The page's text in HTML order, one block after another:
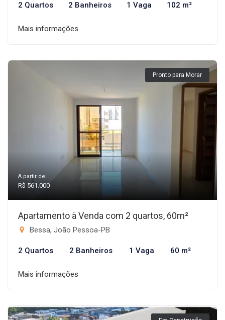
2 Quartos 2 Banheiros 1 Vaga 102 m²
Mais informações
Pronto para Morar
A partir de:
R$ 561.000
Apartamento à Venda com 2 quartos, 60m²
Bessa, João Pessoa-PB
2 Quartos 2 Banheiros 1 Vaga 60 m²
Mais informações